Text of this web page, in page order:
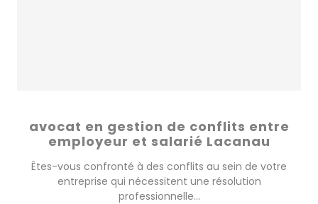
avocat en gestion de conflits entre
employeur et salarié Lacanau
Êtes-vous confronté à des conflits au sein de votre
entreprise qui nécessitent une résolution
professionnelle...